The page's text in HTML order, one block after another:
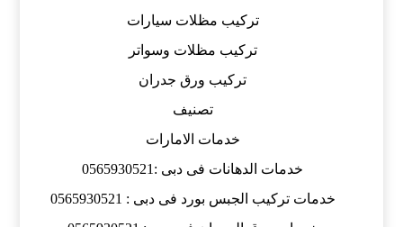
تركيب مظلات سيارات
تركيب مظلات وسواتر
تركيب ورق جدران
تصنيف
خدمات الامارات
خدمات الدهانات فى دبى :0565930521
خدمات تركيب الجبس بورد فى دبى : 0565930521